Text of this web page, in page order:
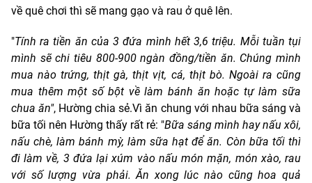
về quê chơi thì sẽ mang gạo và rau ở quê lên.
"Tính ra tiền ăn của 3 đứa mình hết 3,6 triệu. Mỗi tuần tụi
mình sẽ chi tiêu 800-900 ngàn đồng/tiền ăn. Chúng mình
mua nào trứng, thịt gà, thịt vịt, cá, thịt bò. Ngoài ra cũng
mua thêm một số bột về làm bánh ăn hoặc tự làm sữa
chua ăn", Hường chia sẻ.Vì ăn chung với nhau bữa sáng và
bữa tối nên Hường thấy rất rẻ: "Bữa sáng mình hay nấu xôi,
nấu chè, làm bánh mỳ, làm sữa hạt để ăn. Còn bữa tối thì
đi làm về, 3 đứa lại xúm vào nấu món mặn, món xào, rau
với số lượng vừa phải. Ăn xong lúc nào cũng hoa quả